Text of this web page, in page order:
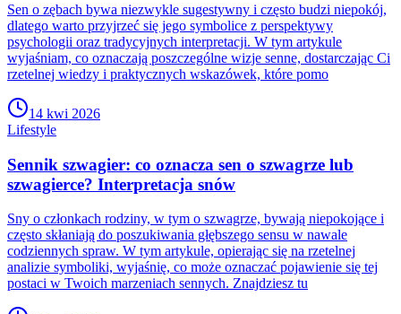
Sen o zębach bywa niezwykle sugestywny i często budzi niepokój,
dlatego warto przyjrzeć się jego symbolice z perspektywy
psychologii oraz tradycyjnych interpretacji. W tym artykule
wyjaśniam, co oznaczają poszczególne wizje senne, dostarczając Ci
rzetelnej wiedzy i praktycznych wskazówek, które pomo
14 kwi 2026
Lifestyle
Sennik szwagier: co oznacza sen o szwagrze lub
szwagierce? Interpretacja snów
Sny o członkach rodziny, w tym o szwagrze, bywają niepokojące i
często skłaniają do poszukiwania głębszego sensu w nawale
codziennych spraw. W tym artykule, opierając się na rzetelnej
analizie symboliki, wyjaśnię, co może oznaczać pojawienie się tej
postaci w Twoich marzeniach sennych. Znajdziesz tu